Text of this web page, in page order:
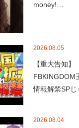
money!…
2026.08.05
【重大告知】
FBKINGDOM
情報解禁SPじ
2026.08.04